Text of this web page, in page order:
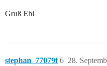
Gruß Ebi
stephan_77079f 28.
6